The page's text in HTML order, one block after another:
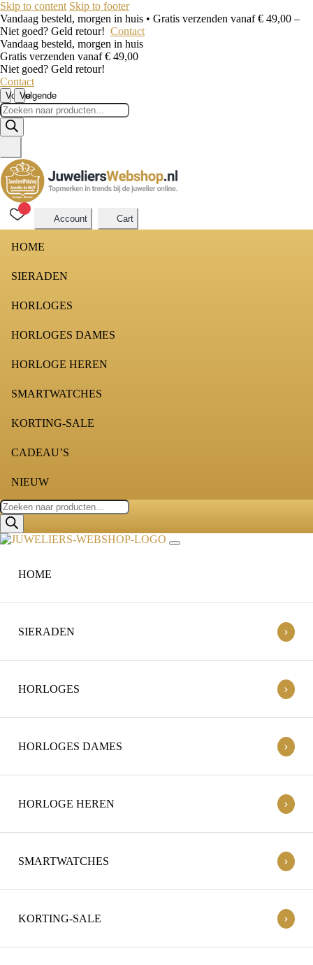
Skip to content Skip to footer
Vandaag besteld, morgen in huis • Gratis verzenden vanaf € 49,00 –
Niet goed? Geld retour! Contact
Vandaag besteld, morgen in huis
Gratis verzenden vanaf € 49,00
Niet goed? Geld retour!
Contact
VorigeVolgende
Producten
zoeken
Account Cart
HOME
SIERADEN
HORLOGES
HORLOGES DAMES
HORLOGE HEREN
SMARTWATCHES
KORTING-SALE
CADEAU’S
NIEUW
Producten
zoeken
HOME
SIERADEN ›
HORLOGES ›
HORLOGES DAMES ›
HORLOGE HEREN ›
SMARTWATCHES ›
KORTING-SALE ›